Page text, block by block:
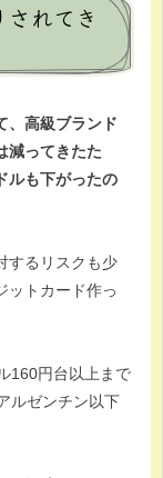
れてき
、高級ブランド
減ってきたた
ルも下がったの
するリスクも少
ットカード作っ
160円台以上まで
ルゼンチン以下